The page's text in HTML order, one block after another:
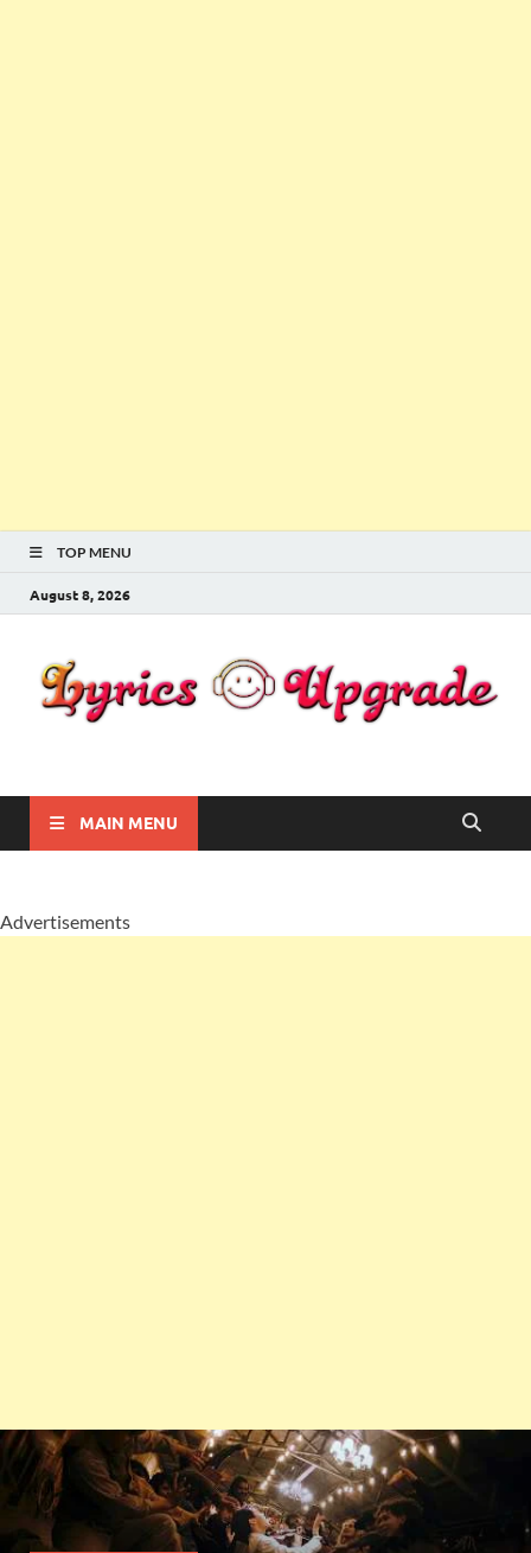
TOP MENU
August 8, 2026
Lyricsupgrade
MAIN MENU
Advertisements